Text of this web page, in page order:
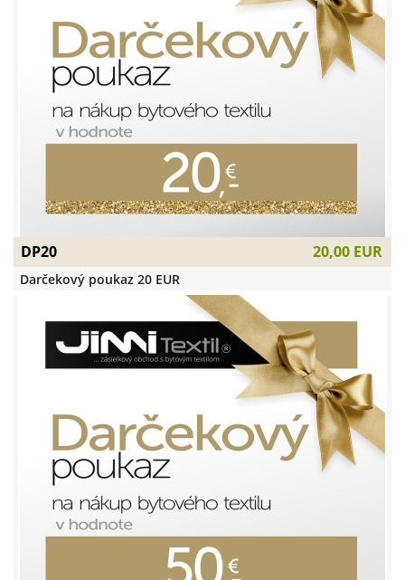
DP20 20,00 EUR
Darčekový poukaz 20 EUR